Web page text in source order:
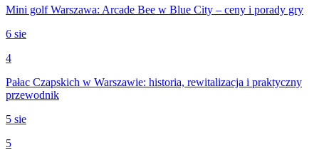
Mini golf Warszawa: Arcade Bee w Blue City – ceny i porady gry
6 sie
4
Pałac Czapskich w Warszawie: historia, rewitalizacja i praktyczny
przewodnik
5 sie
5